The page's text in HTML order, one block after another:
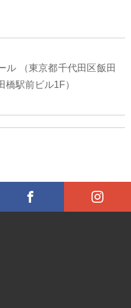
ル （東京都千代田区飯田
駅前ビル1F）